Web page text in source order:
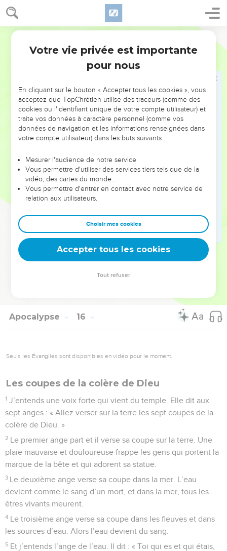
Apocalypse 15
Ils chantent le chant de Moïse, le serviteur de Dieu, et le
chant de l’Agneau : « Seigneur, Dieu tout-puissant, tes
actions sont grandes et merveilleuses. Roi des peuples, tes
Qui peut refuser de te respecter avec confiance et de
chanter ta gloire ? Oui, toi seul, tu es saint. Les habitants de
toi, parce que tous peuvent voir tes actions justes. »
Ensuite, je vois dans le ciel le temple qui abrite la tente de
la rencontre. Il s’ouvre
et les sept anges qui tiennent les sept grands malheurs
brillant. Des ceintures d’or entourent leur taille.
Un des quatre êtres vivants donne aux sept anges sept
coupes en or. Elles sont pleines de la colère du Dieu qui vit
pour toujours.
Une fumée remplit le temple, à cause de la gloire de Dieu
et de sa puissance. Personne ne peut entrer dans le temple,
jusqu’à la fin des sept grands malheurs apportés par les sept
anges.
© Société biblique française – Bibli’O, 2000, avec autorisation. Pour vous procurer
Apocalypse 16
Seuls les Évangiles sont disponibles en vidéo pour le moment.
Les coupes de la colère de Dieu
1 J’entends une voix forte qui vient du temple. Elle dit aux
sept anges : « Allez verser sur la terre les sept coupes de la
colère de Dieu. »
2 Le premier ange part et il verse sa coupe sur la terre. Une
plaie mauvaise et douloureuse frappe les gens qui portent la
marque de la bête et qui adorent sa statue.
3 Le deuxième ange verse sa coupe dans la mer. L’eau
devient comme le sang d’un mort, et dans la mer, tous les
êtres vivants meurent.
4 Le troisième ange verse sa coupe dans les fleuves et dans
les sources d’eau. Alors l’eau devient du sang.
5 Et j’entends l’ange de l’eau. Il dit : « Toi qui es et qui étais,
Votre vie privée est importante
pour nous
En cliquant sur le bouton « Accepter tous les cookies », vous
acceptez que TopChrétien utilise des traceurs (comme des
cookies ou l'identifiant unique de votre compte utilisateur) et
traite vos données à caractère personnel (comme vos
données de navigation et les informations renseignées dans
votre compte utilisateur) dans les buts suivants :
Mesurer l'audience de notre service
Vous permettre d'utiliser des services tiers tels que de la
vidéo, des cartes du monde…
Vous permettre d'entrer en contact avec notre service de
relation aux utilisateurs.
Choisir mes cookies
Accepter tous les cookies
Tout refuser